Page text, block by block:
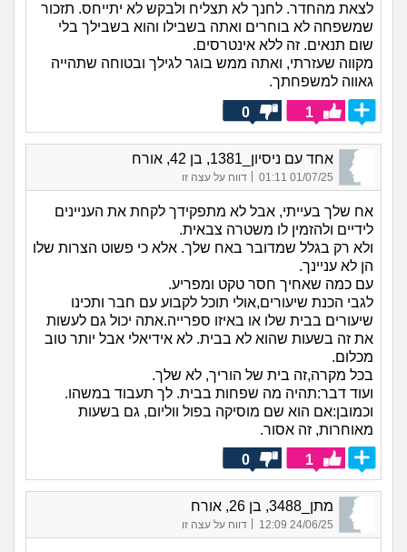
לצאת מהחדר. לחנך לא תצליח ולבקש לא יתייחס. תזכור
שמשפחה לא בוחרים ואתה בשבילו והוא בשבילך בלי
שום תנאים. זה ללא אינטרסים.
מקווה שעזרתי, ואתה ממש בוגר לגילך ובטוחה שתהייה
גאווה למשפחתך.
1
0
אחד עם ניסיון_1381, בן 42, אורח
01/07/25 01:11
| דווח על עצה זו
אח שלך בעייתי, אבל לא מתפקידך לקחת את העניינים
לידיים ולהזמין לו משטרה צבאית.
ולא רק בגלל שמדובר באח שלך. אלא כי פשוט הצרות שלו
הן לא עניינך.
עם כמה שאחיך חסר טקט ומפריע.
לגבי הכנת שיעורים,אולי תוכל לקבוע עם חבר ותכינו
שיעורים בבית שלו או באיזו ספרייה.אתה יכול גם לעשות
את זה בשעות שהוא לא בבית. לא אידיאלי אבל יותר טוב
מכלום.
בכל מקרה,זה בית של הוריך, לא שלך.
ועוד דבר:תהיה מה שפחות בבית. לך תעבוד במשהו.
וכמובן:אם הוא שם מוסיקה בפול ווליום, גם בשעות
מאוחרות, זה אסור.
1
0
מתן_3488, בן 26, אורח
24/06/25 12:09
| דווח על עצה זו